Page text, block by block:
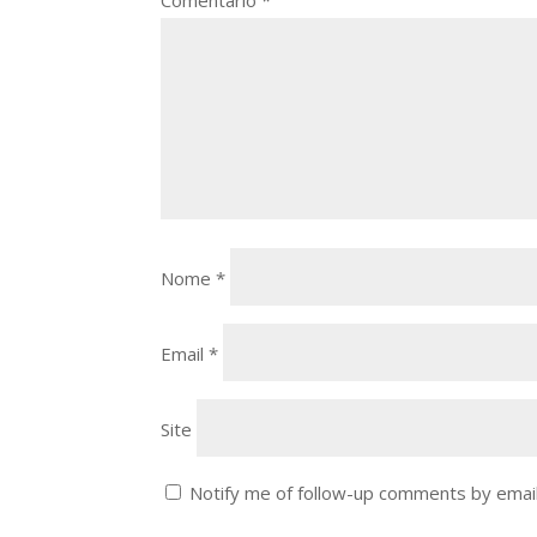
Nome*
Email*
Site
Notify me of follow-up comments by